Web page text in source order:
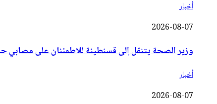
أخبار
2026-08-07
وزير الصحة يتنقل إلى قسنطينة للاطمئنان على مصابي
أخبار
2026-08-07